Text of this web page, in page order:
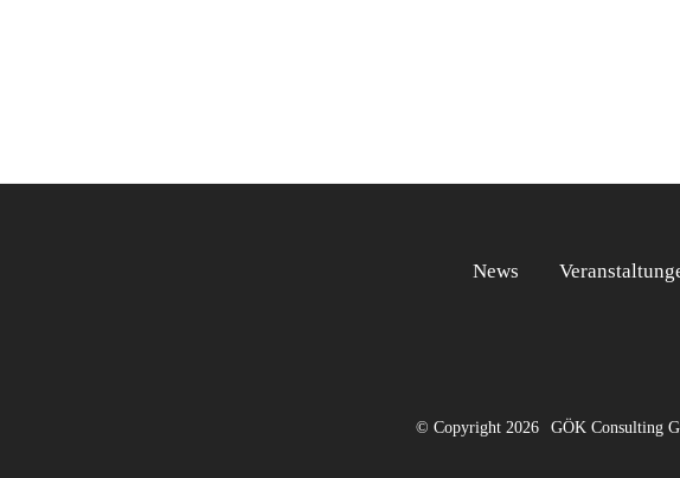
News
© Copyright 2026 GÖK Consulting